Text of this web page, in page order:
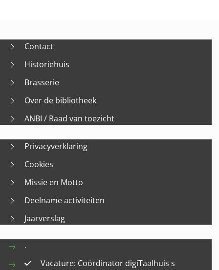
Contact
Historiehuis
Brasserie
Over de bibliotheek
ANBI / Raad van toezicht
Privacyverklaring
Cookies
Missie en Motto
Deelname activiteiten
Jaarverslag
.
Vacature: Coördinator digiTaalhuis s